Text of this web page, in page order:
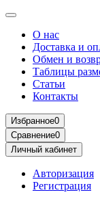
О нас
Доставка и
Обмен и
Таблицы
Статьи
Контакты
Избранное0
Сравнение0
Личный кабинет
Авторизация
Регистрация